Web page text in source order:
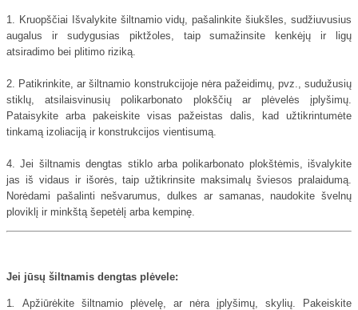
1. Kruopščiai Išvalykite šiltnamio vidų, pašalinkite šiukšles, sudžiuvusius
augalus ir sudygusias piktžoles, taip sumažinsite kenkėjų ir ligų
atsiradimo bei plitimo riziką.
2. Patikrinkite, ar šiltnamio konstrukcijoje nėra pažeidimų, pvz., sudužusių
stiklų, atsilaisvinusių polikarbonato plokščių ar plėvelės įplyšimų.
Pataisykite arba pakeiskite visas pažeistas dalis, kad užtikrintumėte
tinkamą izoliaciją ir konstrukcijos vientisumą.
4. Jei šiltnamis dengtas stiklo arba polikarbonato plokštėmis, išvalykite
jas iš vidaus ir išorės, taip užtikrinsite maksimalų šviesos pralaidumą.
Norėdami pašalinti nešvarumus, dulkes ar samanas, naudokite švelnų
ploviklį ir minkštą šepetėlį arba kempinę.
Jei jūsų šiltnamis dengtas plėvele:
1
Apžiūrėkite šiltnamio plėvelę, ar nėra įplyšimų, skylių. Pakeiskite